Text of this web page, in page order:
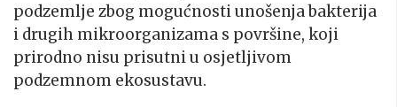
podzemlje zbog mogućnosti unošenja bakterija
i drugih mikroorganizama s površine, koji
prirodno nisu prisutni u osjetljivom
podzemnom ekosustavu.